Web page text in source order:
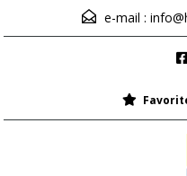
e-mail :